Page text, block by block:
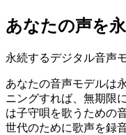
あなたの声を
永続するデジタル音声
あなたの音声モデルは
ニングすれば、無期限
は子守唄を歌うための
世代のために歌声を録